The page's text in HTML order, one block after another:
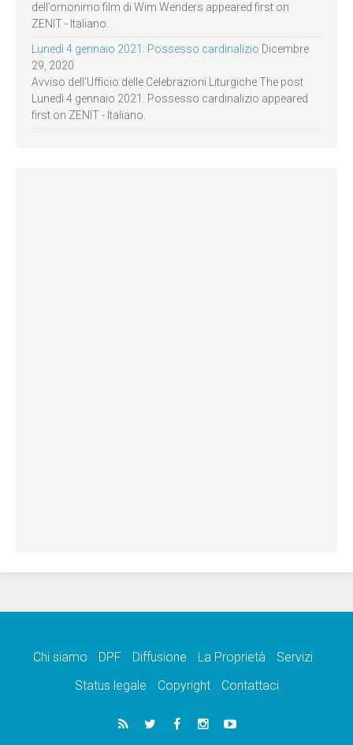
dell’omonimo film di Wim Wenders appeared first on
ZENIT - Italiano.
Lunedì 4 gennaio 2021: Possesso cardinalizio Dicembre
29, 2020
Avviso dell’Ufficio delle Celebrazioni Liturgiche The post
Lunedì 4 gennaio 2021: Possesso cardinalizio appeared
first on ZENIT - Italiano.
Chi siamo DPF Diffusione La Proprietà
Servizi
Status legale
Copyright Contattaci